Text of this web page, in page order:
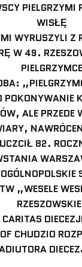
PIELGRZYMI
WISŁĘ
WYRUSZYLI Z
W 49.
PIELGRZYMCE
POKONYWANIE
ALE PRZEDE
82.
„WESELE
CHUDZIO